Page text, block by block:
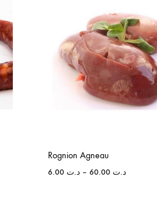
Rognion Agneau
د.ت – د.ت